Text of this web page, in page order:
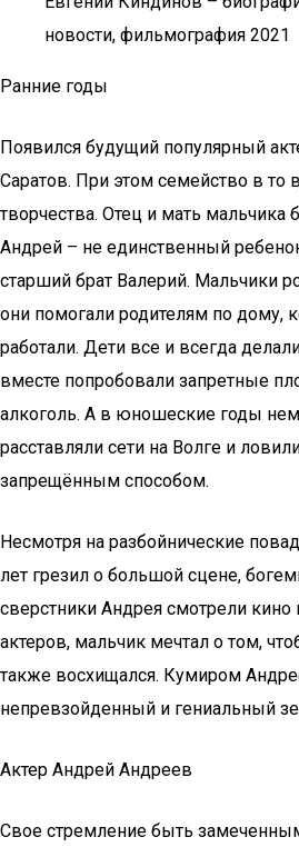
новости, фильмография 2021
Ранние годы
Появился будущий популярный
Саратов. При этом семейство в то
творчества. Отец и мать
Андрей – не единственный
старший брат Валерий. Мальчики
они помогали родителям по дому,
работали. Дети все и всегда
вместе попробовали запретные
алкоголь. А в юношеские годы
расставляли сети на Волге и
запрещённым способом.
Несмотря на разбойнические
лет грезил о большой сцене,
сверстники Андрея смотрели кино
актеров, мальчик мечтал о том,
также восхищался. Кумиром
непревзойденный и гениальный
Актер Андрей Андреев
Свое стремление быть